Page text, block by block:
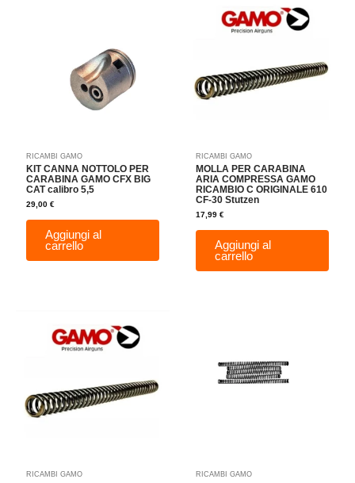
RICAMBI GAMO
KIT CANNA NOTTOLO PER
CARABINA GAMO CFX BIG
CAT calibro 5,5
29,00€
Aggiungi al
carrello
RICAMBI GAMO
MOLLA PER CARABINA
ARIA COMPRESSA GAMO
RICAMBIO C ORIGINALE 610
CF-30 Stutzen
17,99€
Aggiungi al
carrello
RICAMBI GAMO RICAMBI GAMO